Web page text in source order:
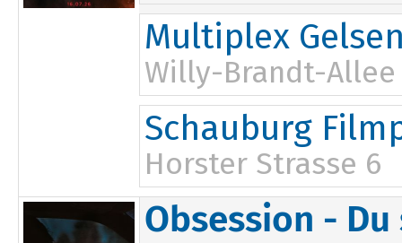
Multiplex
Willy-Brandt-Allee
17:15
19:00
20:00
Schauburg
Horster Strasse 6
Obsession -